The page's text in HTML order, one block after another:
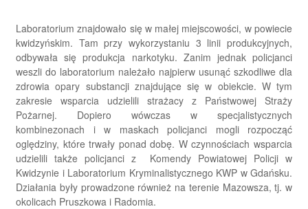
Laboratorium znajdowało się w małej miejscowości, w powiecie
kwidzyńskim. Tam przy wykorzystaniu 3 linii produkcyjnych,
odbywała się produkcja narkotyku. Zanim jednak policjanci
weszli do laboratorium należało najpierw usunąć szkodliwe dla
zdrowia opary substancji znajdujące się w obiekcie. W tym
zakresie wsparcia udzielili strażacy z Państwowej Straży
Pożarnej. Dopiero wówczas w specjalistycznych
kombinezonach i w maskach policjanci mogli rozpocząć
oględziny, które trwały ponad dobę. W czynnościach wsparcia
udzielili także policjanci z Komendy Powiatowej Policji w
Kwidzynie i Laboratorium Kryminalistycznego KWP w Gdańsku.
Działania były prowadzone również na terenie Mazowsza, tj. w
okolicach Pruszkowa i Radomia.